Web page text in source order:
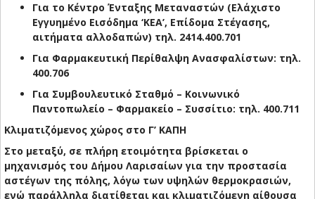
Για το Κέντρο Ένταξης Μεταναστών (Ελάχιστο
Εγγυημένο Εισόδημα ‘ΚΕΑ’, Επίδομα Στέγασης,
αιτήματα αλλοδαπών) τηλ. 2414.400.701
Για Φαρμακευτική Περίθαλψη Ανασφαλίστων: τηλ.
400.706
Για Συμβουλευτικό Σταθμό – Κοινωνικό
Παντοπωλείο – Φαρμακείο – Συσσίτιο: τηλ. 400.711
Κλιματιζόμενος χώρος στο Γ’ ΚΑΠΗ
Στο μεταξύ, σε πλήρη ετοιμότητα βρίσκεται ο
μηχανισμός του Δήμου Λαρισαίων για την προστασία
αστέγων της πόλης, λόγω των υψηλών θερμοκρασιών,
ενώ παράλληλα διατίθεται και κλιματιζόμενη αίθουσα